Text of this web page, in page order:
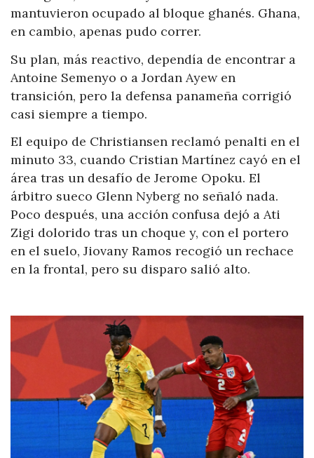
mantuvieron ocupado al bloque ghanés. Ghana,
en cambio, apenas pudo correr.
Su plan, más reactivo, dependía de encontrar a
Antoine Semenyo o a Jordan Ayew en
transición, pero la defensa panameña corrigió
casi siempre a tiempo.
El equipo de Christiansen reclamó penalti en el
minuto 33, cuando Cristian Martínez cayó en el
área tras un desafío de Jerome Opoku. El
árbitro sueco Glenn Nyberg no señaló nada.
Poco después, una acción confusa dejó a Ati
Zigi dolorido tras un choque y, con el portero
en el suelo, Jiovany Ramos recogió un rechace
en la frontal, pero su disparo salió alto.